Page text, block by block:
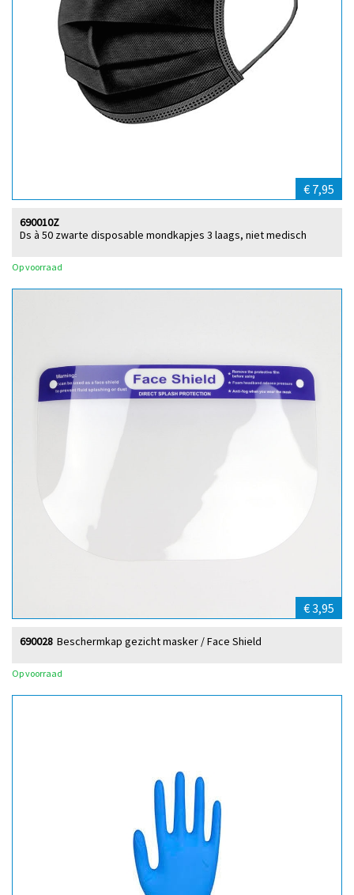
€ 7,95
Ds à 50 zwarte disposable mondkapjes 3 laags, niet medisch
690010Z
Op voorraad
€ 3,95
Beschermkap gezicht masker / Face Shield
690028
Op voorraad